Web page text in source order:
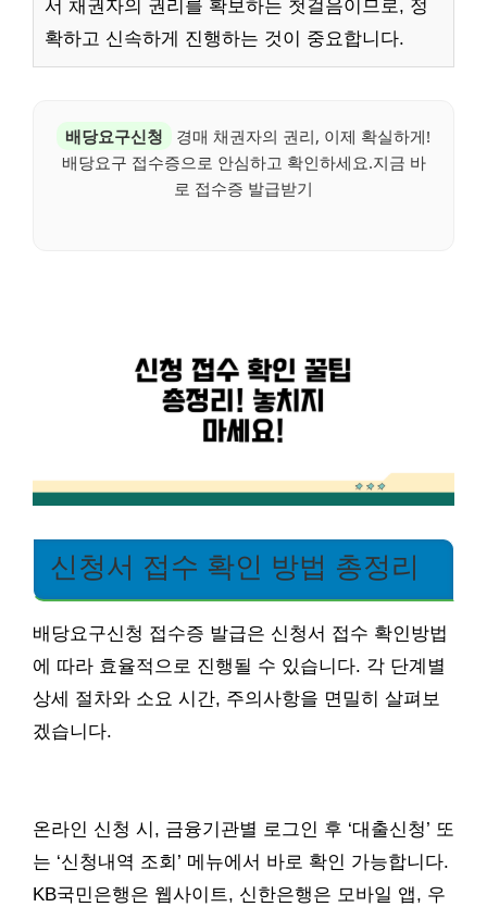
서 채권자의 권리를 확보하는 첫걸음이므로, 정
확하고 신속하게 진행하는 것이 중요합니다.
배당요구신청
경매 채권자의 권리, 이제 확실하게!
배당요구 접수증으로 안심하고 확인하세요.지금 바
로 접수증 발급받기
신청서 접수 확인 방법 총정리
배당요구신청 접수증 발급은 신청서 접수 확인방법
에 따라 효율적으로 진행될 수 있습니다. 각 단계별
상세 절차와 소요 시간, 주의사항을 면밀히 살펴보
겠습니다.
온라인 신청 시, 금융기관별 로그인 후 ‘대출신청’ 또
는 ‘신청내역 조회’ 메뉴에서 바로 확인 가능합니다.
KB국민은행은 웹사이트, 신한은행은 모바일 앱, 우